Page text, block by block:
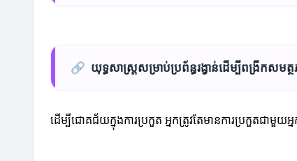
🔗 យុទ្ធសាស្ត្រសម្រាប់ប្រព័ន្ធរង្វាន់ដើម្បីពង្រីកសមត្
ដើម្បីជោគជ័យក្នុងការប្រកួត អ្នកត្រូវតែមានការប្រកួតជាមួ